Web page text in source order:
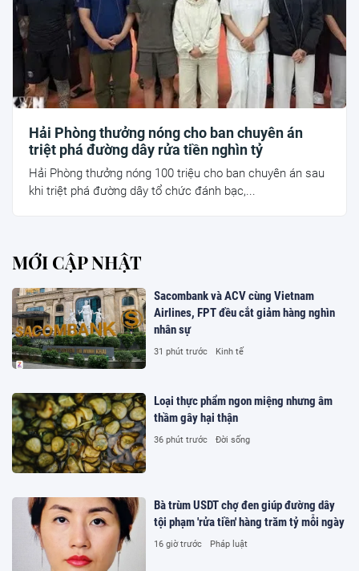
Hải Phòng thưởng nóng cho ban chuyên án
triệt phá đường dây rửa tiền nghìn tỷ
Hải Phòng thưởng nóng 100 triệu cho ban chuyên án sau
khi triệt phá đường dây tổ chức đánh bạc,...
MỚI CẬP NHẬT
Sacombank và ACV cùng Vietnam
Airlines, FPT đều cắt giảm hàng nghìn
nhân sự
31 phút trước Kinh tế
Loại thực phẩm ngon miệng nhưng âm
thầm gây hại thận
36 phút trước Đời sống
Bà trùm USDT chợ đen giúp đường dây
tội phạm 'rửa tiền' hàng trăm tỷ mỗi ngày
16 giờ trước Pháp luật